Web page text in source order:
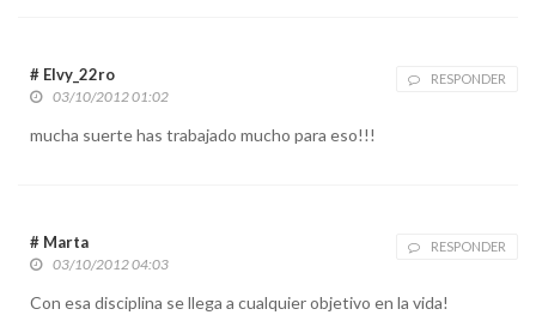
# Elvy_22ro RESPONDER
03/10/2012 01:02
mucha suerte has trabajado mucho para eso!!!
# Marta RESPONDER
03/10/2012 04:03
Con esa disciplina se llega a cualquier objetivo en la vida!